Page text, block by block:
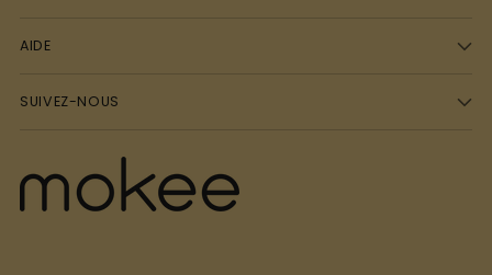
AIDE
SUIVEZ-NOUS